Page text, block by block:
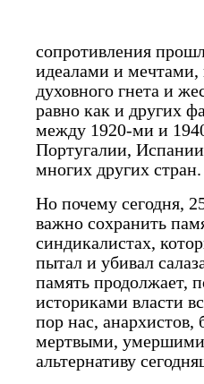
сопротивления
идеалами и мечтами,
духовного гнета и
равно как и других
между 1920-ми и
Португалии,
многих других стран.
Но почему сегодня,
важно сохранить
синдикалистах,
пытал и убивал
память продолжает,
историками власти
пор нас, анархистов,
мертвыми,
альтернативу